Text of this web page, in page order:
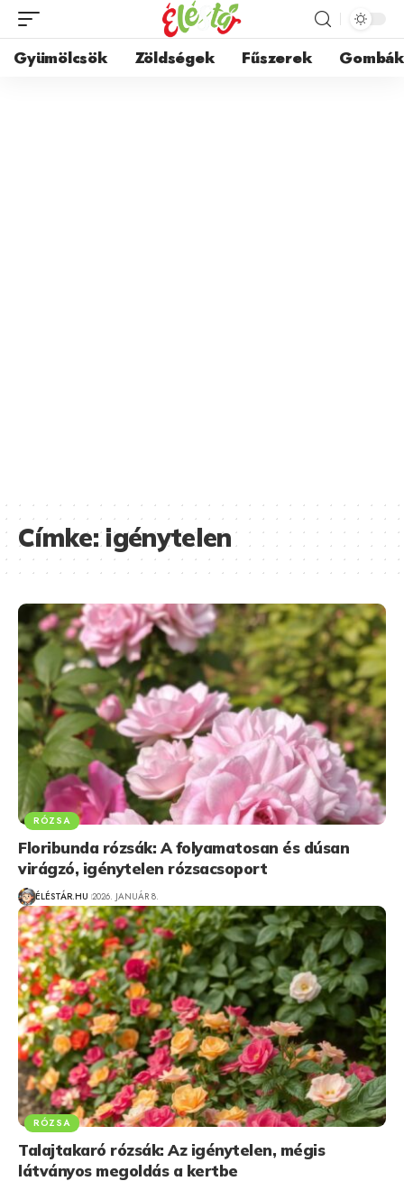
Gyümölcsök Zöldségek Fűszerek Gombák
Címke:igénytelen
RÓZSA
Floribunda rózsák: A folyamatosan és dúsan
virágzó, igénytelen rózsacsoport
ÉLÉSTÁR.HU 2026. JANUÁR 8.
RÓZSA
Talajtakaró rózsák: Az igénytelen, mégis
látványos megoldás a kertbe